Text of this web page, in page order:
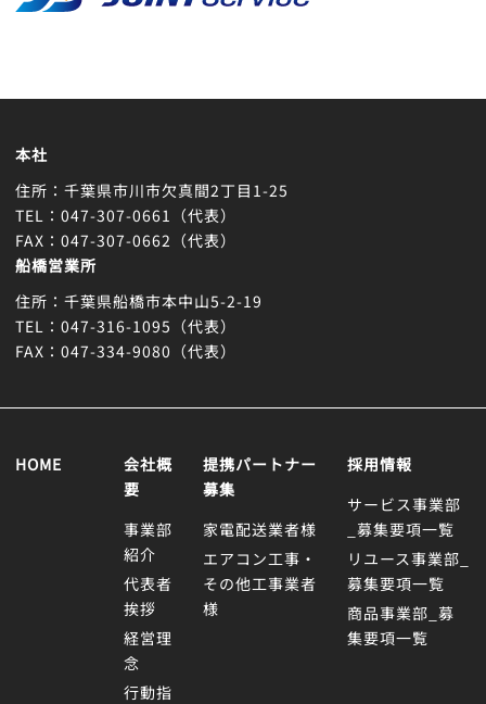
本社
住所：千葉県市川市欠真間2丁目1-25
TEL：047-307-0661（代表）
FAX：047-307-0662（代表）
船橋営業所
住所：千葉県船橋市本中山5-2-19
TEL：047-316-1095（代表）
FAX：047-334-9080（代表）
HOME
会社概
要
事業部
紹介
代表者
挨拶
経営理
念
行動指
提携パートナー
募集
家電配送業者様
エアコン工事・
その他工事業者
様
採用情報
サービス事業部
_募集要項一覧
リユース事業部_
募集要項一覧
商品事業部_募
集要項一覧